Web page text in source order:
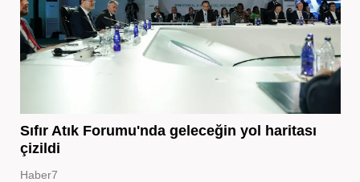
Sıfır Atık Forumu'nda geleceğin yol haritası
çizildi
Haber7